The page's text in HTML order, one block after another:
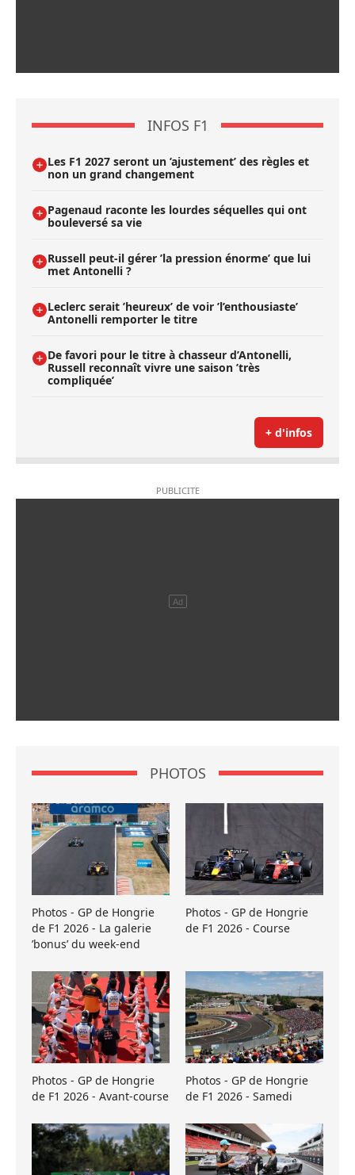
INFOS F1
Les F1 2027 seront un ’ajustement’ des règles et
non un grand changement
Pagenaud raconte les lourdes séquelles qui ont
bouleversé sa vie
Russell peut-il gérer ’la pression énorme’ que lui
met Antonelli ?
Leclerc serait ’heureux’ de voir ’l’enthousiaste’
Antonelli remporter le titre
De favori pour le titre à chasseur d’Antonelli,
Russell reconnaît vivre une saison ’très
compliquée’
+ d'infos
PHOTOS
Photos - GP de Hongrie
de F1 2026 - La galerie
’bonus’ du week-end
Photos - GP de Hongrie
de F1 2026 - Course
Photos - GP de Hongrie
de F1 2026 - Avant-course
Photos - GP de Hongrie
de F1 2026 - Samedi